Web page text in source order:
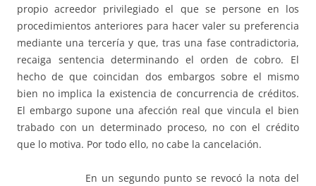
propio acreedor privilegiado el que se persone en los
procedimientos anteriores para hacer valer su preferencia
mediante una tercería y que, tras una fase contradictoria,
recaiga sentencia determinando el orden de cobro. El
hecho de que coincidan dos embargos sobre el mismo
bien no implica la existencia de concurrencia de créditos.
El embargo supone una afección real que vincula el bien
trabado con un determinado proceso, no con el crédito
que lo motiva. Por todo ello, no cabe la cancelación.
En un segundo punto se revocó la nota del